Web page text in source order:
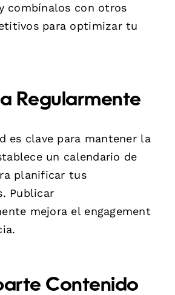
combínalos con otros
para optimizar tu
Regularmente
es clave para mantener la
un calendario de
planificar tus
Publicar
mejora el engagement
Contenido